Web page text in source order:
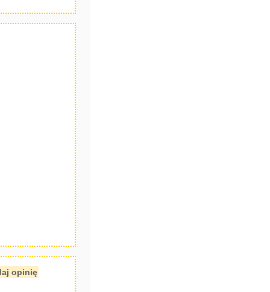
opinię